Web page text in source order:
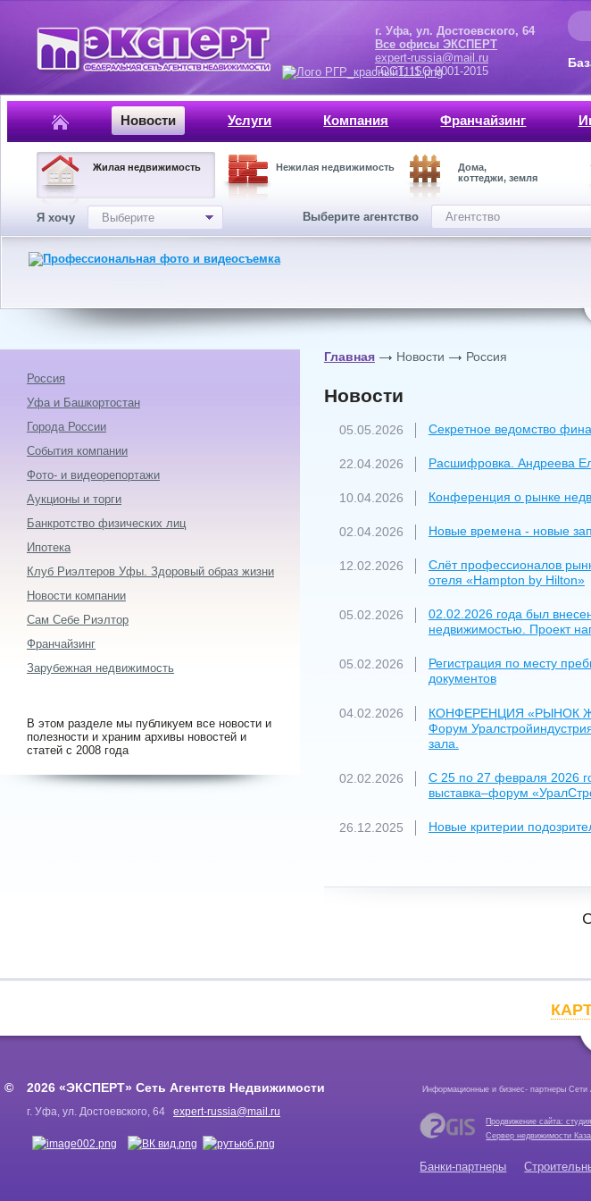
г. Уфа, ул. Достоевского, 64
Все офисы ЭКСПЕРТ
expert-russia@mail.ru
ГОСТ, ISO 9001-2015
Новости Услуги Компания Франчайзинг
Жилая недвижимость Нежилая недвижимость
Дома,
коттеджи, земля
Я хочу Выберите Выберите агентство Агентство
Главная Новости Россия
Новости
05.05.2026 Секретное ведомство
22.04.2026 Расшифровка. Андреева
10.04.2026 Конференция о рынке
02.04.2026 Новые времена - новые
12.02.2026
Слёт профессионалов
отеля «Hampton by Hilton»
05.02.2026
02.02.2026 года был
недвижимостью. Проект
05.02.2026
Регистрация по месту
документов
04.02.2026
КОНФЕРЕНЦИЯ «РЫНОК
Форум
зала.
02.02.2026
С 25 по 27 февраля 2026
выставка–форум
26.12.2025 Новые критерии
Россия
Уфа и Башкортостан
Города России
События компании
Фото- и видеорепортажи
Аукционы и торги
Банкротство физических лиц
Ипотека
Клуб Риэлтеров Уфы. Здоровый образ жизни
Новости компании
Сам Себе Риэлтор
Франчайзинг
Зарубежная недвижимость
В этом разделе мы публикуем все новости и
полезности и храним архивы новостей и
статей с 2008 года
Информационные и бизнес- партнеры
Продвижение сайта:
Сервер недвижимости
Банки-партнеры
2026 «ЭКСПЕРТ» Сеть Агентств Недвижимости
г. Уфа, ул. Достоевского, 64 expert-russia@mail.ru